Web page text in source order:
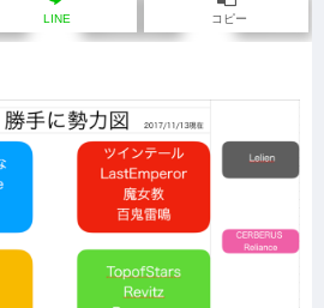
LINE コピー